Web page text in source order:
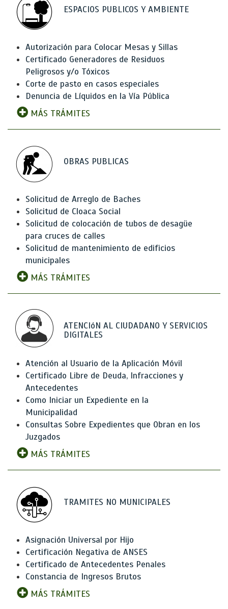
ESPACIOS PUBLICOS Y AMBIENTE
Autorización para Colocar Mesas y Sillas
Certificado Generadores de Residuos
Peligrosos y/o Tóxicos
Corte de pasto en casos especiales
Denuncia de Líquidos en la Vía Pública
MÁS TRÁMITES
OBRAS PUBLICAS
Solicitud de Arreglo de Baches
Solicitud de Cloaca Social
Solicitud de colocación de tubos de desagüe
para cruces de calles
Solicitud de mantenimiento de edificios
municipales
MÁS TRÁMITES
ATENCIóN AL CIUDADANO Y SERVICIOS
DIGITALES
Atención al Usuario de la Aplicación Móvil
Certificado Libre de Deuda, Infracciones y
Antecedentes
Como Iniciar un Expediente en la
Municipalidad
Consultas Sobre Expedientes que Obran en los
Juzgados
MÁS TRÁMITES
TRAMITES NO MUNICIPALES
Asignación Universal por Hijo
Certificación Negativa de ANSES
Certificado de Antecedentes Penales
Constancia de Ingresos Brutos
MÁS TRÁMITES